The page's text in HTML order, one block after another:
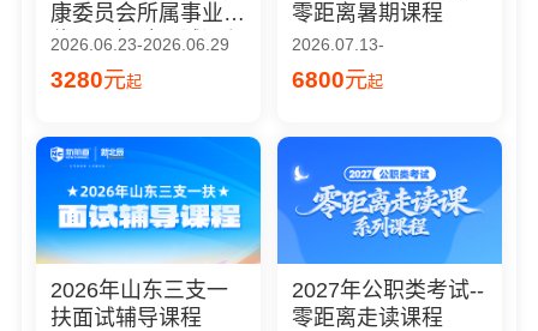
康委员会所属事业单
位公开招聘面试课程
2026.06.23-2026.06.29
3280元起
零距离暑期课程
2026.07.13-
6800元起
2026年山东三支一
扶面试辅导课程
2027年公职类考试--
零距离走读课程